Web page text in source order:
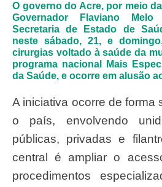
O governo do Acre, por meio da Fundação Hospitalar
Governador Flaviano
Secretaria de Estado de
neste sábado, 21, e
cirurgias voltado à saúde da
programa nacional Mais
da Saúde, e ocorre em alusão
A iniciativa ocorre de forma simultânea em todo
o país, envolvendo
públicas, privadas e
central é ampliar o
procedimentos